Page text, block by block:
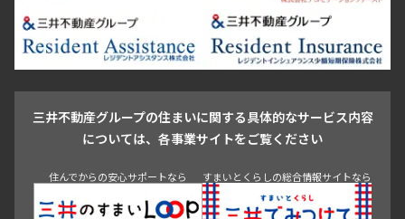
目白・高田馬場・早稲田
池尻大橋・三軒茶屋
祐天寺・学芸大学・自由が丘
駒沢・用賀・二子玉川
成城・砧
池袋・板橋・王子
青山 渋谷 東京・大手町 新宿 品川
目黒・中目黒
葛飾区
江戸川区
三井不動産グループの住まいに関する具体的なサービス内容
については、各事業サイトをご覧ください
住んでからの安心サポートなら すまいとくらしの総合情報サイトなら